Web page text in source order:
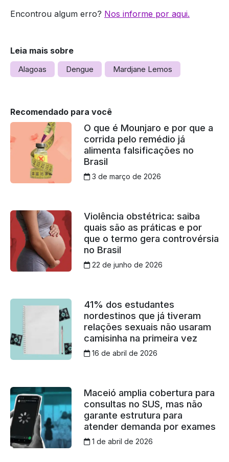
Encontrou algum erro? Nos informe por aqui.
Leia mais sobre
Alagoas Dengue Mardjane Lemos
Recomendado para você
O que é Mounjaro e por que a
corrida pelo remédio já
alimenta falsificações no
Brasil
3 de março de 2026
Violência obstétrica: saiba
quais são as práticas e por
que o termo gera controvérsia
no Brasil
22 de junho de 2026
41% dos estudantes
nordestinos que já tiveram
relações sexuais não usaram
camisinha na primeira vez
16 de abril de 2026
Maceió amplia cobertura para
consultas no SUS, mas não
garante estrutura para
atender demanda por exames
1 de abril de 2026